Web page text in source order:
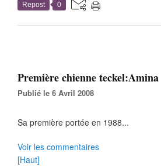
Repost 0
Première chienne teckel:Amina
Publié le 6 Avril 2008
Sa première portée en 1988...
Voir les commentaires
[Haut]